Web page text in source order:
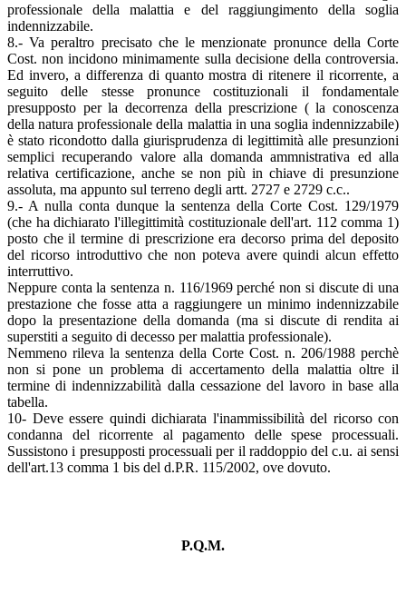
professionale della malattia e del raggiungimento della soglia
indennizzabile.
8.- Va peraltro precisato che le menzionate pronunce della Corte
Cost. non incidono minimamente sulla decisione della controversia.
Ed invero, a differenza di quanto mostra di ritenere il ricorrente, a
seguito delle stesse pronunce costituzionali il fondamentale
presupposto per la decorrenza della prescrizione ( la conoscenza
della natura professionale della malattia in una soglia indennizzabile)
è stato ricondotto dalla giurisprudenza di legittimità alle presunzioni
semplici recuperando valore alla domanda ammnistrativa ed alla
relativa certificazione, anche se non più in chiave di presunzione
assoluta, ma appunto sul terreno degli artt. 2727 e 2729 c.c..
9.- A nulla conta dunque la sentenza della Corte Cost. 129/1979
(che ha dichiarato l'illegittimità costituzionale dell'art. 112 comma 1)
posto che il termine di prescrizione era decorso prima del deposito
del ricorso introduttivo che non poteva avere quindi alcun effetto
interruttivo.
Neppure conta la sentenza n. 116/1969 perché non si discute di una
prestazione che fosse atta a raggiungere un minimo indennizzabile
dopo la presentazione della domanda (ma si discute di rendita ai
superstiti a seguito di decesso per malattia professionale).
Nemmeno rileva la sentenza della Corte Cost. n. 206/1988 perchè
non si pone un problema di accertamento della malattia oltre il
termine di indennizzabilità dalla cessazione del lavoro in base alla
tabella.
10- Deve essere quindi dichiarata l'inammissibilità del ricorso con
condanna del ricorrente al pagamento delle spese processuali.
Sussistono i presupposti processuali per il raddoppio del c.u. ai sensi
dell'art.13 comma 1 bis del d.P.R. 115/2002, ove dovuto.
P.Q.M.